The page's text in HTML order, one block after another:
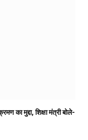
का मुद्दा, शिक्षा मंत्री बोले-